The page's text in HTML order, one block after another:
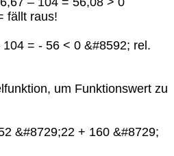
fällt raus!
104 = - 56 < 0 &#8592; rel.
um Funktionswert zu
&#8729;22 + 160 &#8729;